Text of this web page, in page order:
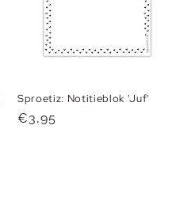
Sproetiz: Notitieblok 'Juf'
Normale
€3,95